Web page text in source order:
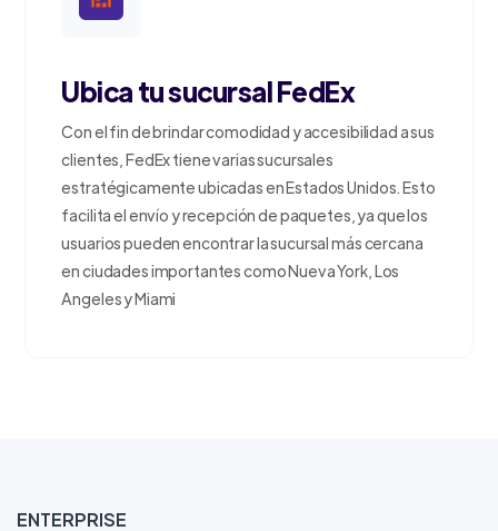
Ubica tu sucursal FedEx
Con el fin de brindar comodidad y accesibilidad a sus
clientes, FedEx tiene varias sucursales
estratégicamente ubicadas en Estados Unidos. Esto
facilita el envío y recepción de paquetes, ya que los
usuarios pueden encontrar la sucursal más cercana
en ciudades importantes como Nueva York, Los
Angeles y Miami
ENTERPRISE